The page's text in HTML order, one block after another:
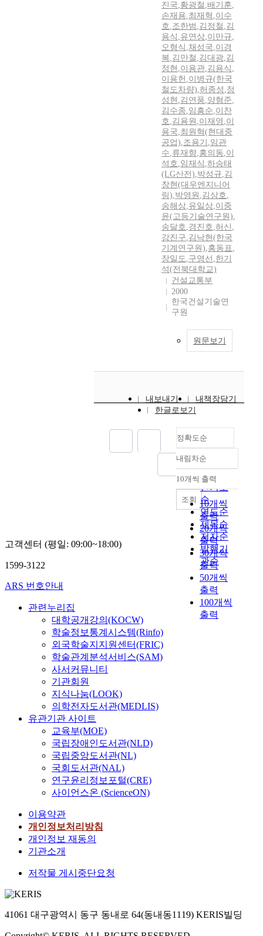
진국,황광철 ,배기훈,
손재용,최재혁 ,이수
호,조한범 ,김정철 ,김
용식 ,유연상,이만규,
오형식 ,채성국,이경
복,김만철 ,김대광,김
정현 ,이용관,김용식 ,
이용헌 ,이병규(한국
철도차량),허종성 ,정
성현 ,김연풍,양형준,
김수종,임흥순,이찬
호,김용원 ,이재영 ,이
용국,최원혁(현대중
공업),조용기 ,임관
수,류재향,홍의동,이
석호,임재식 ,하승태
(LG산전),박성규,김
창현(대우엔지니어
링),박영원 ,김상호,
송해상,유일상,이중
윤(고등기술연구원),
송달호,경진호,허신 ,
강진구,김낙현(한국
기계연구원),홍동표,
장일도,구영선 ,한기
석(전북대학교)
건설교통부
2000
한국건설기술연
구원
원문보기
내보내기
내책장담기
한글로보기
정확도순
정확도
순
인기도
순
연도순
제목순
저자순
발행기
관순
내림차순
내림차순
10개씩 출력
10개씩
출력
20개씩
출력
30개씩
출력
50개씩
출력
100개씩
출력
조회
고객센터 (평일: 09:00~18:00)
1599-3122
ARS 번호안내
관련누리집
대학공개강의(KOCW)
학술정보통계시스템(Rinfo)
외국학술지지원센터(FRIC)
학술관계분석서비스(SAM)
사서커뮤니티
기관회원
지식나눔(LOOK)
의학전자도서관(MEDLIS)
유관기관 사이트
교육부(MOE)
국립장애인도서관(NLD)
국립중앙도서관(NL)
국회도서관(NAL)
연구윤리정보포털(CRE)
사이언스온 (ScienceON)
이용약관
개인정보처리방침
개인정보 재동의
기관소개
저작물 게시중단요청
41061 대구광역시 동구 동내로 64(동내동1119) KERIS빌딩